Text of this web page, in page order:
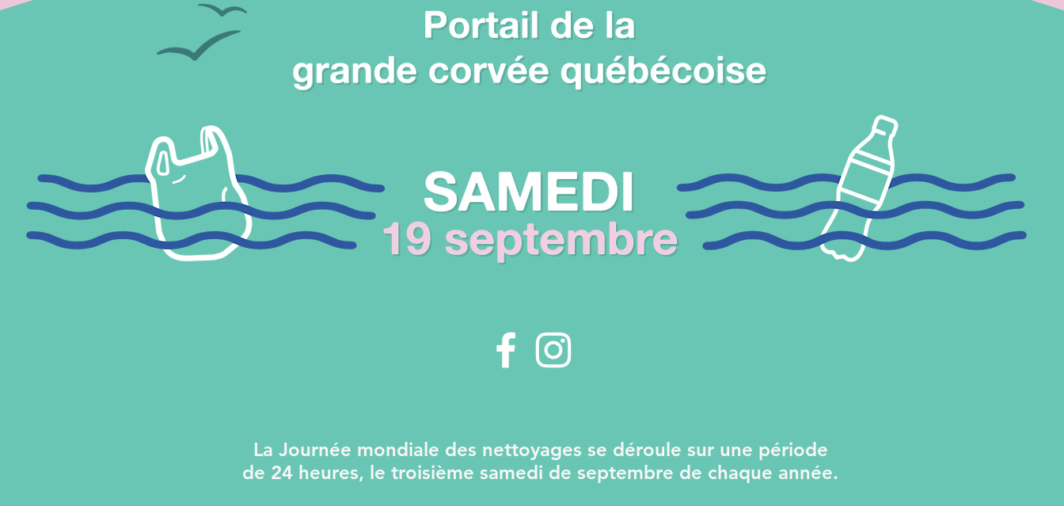
La Journée mondiale des nettoyages se déroule sur une période
de 24 heures, le troisième samedi de septembre de chaque année.